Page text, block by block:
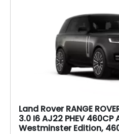
Land Rover RANGE
3.0 I6 AJ22 PHEV 460CP
Westminster Edition,